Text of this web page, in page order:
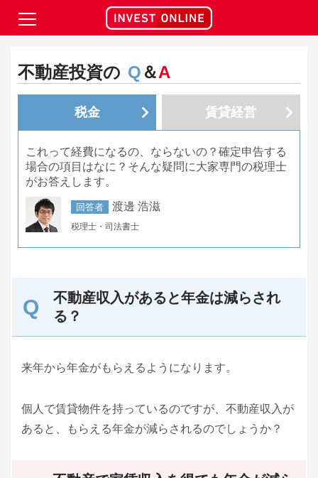
不動産投資の Q ＆A
税金 賃貸経営
これって経費になるの、ならないの？確定申告する
場合の項目はなに？そんな疑問に大家専門の税理士
がお答えします。
回答者 渡邊 浩滋
税理士・司法書士
不動産収入があると年金は減らされ
る？
来年から年金がもらえるようになります。
個人で賃貸物件を持っているのですが、不動産収入が
あると、もらえる年金が減らされるのでしょうか？